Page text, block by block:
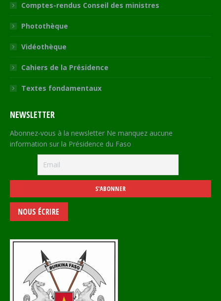
Comptes-rendus Conseil des ministres
Photothèque
Vidéothèque
Cahiers de la Présidence
Textes fondamentaux
NEWSLETTER
Abonnez-vous à la newsletter Ne manquez aucune
information sur la Présidence du Faso
NOUS ÉCRIRE